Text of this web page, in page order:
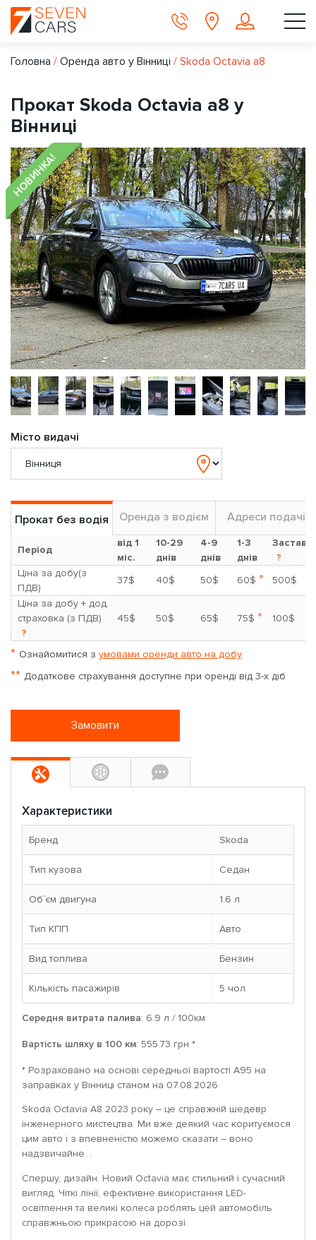
Головна / Оренда авто у Вінниці / Skoda Octavia a8
Прокат Skoda Octavia a8 у
Вінниці
НОВИНКА!
Місто видачі
Прокат без водія Оренда з водієм Адреси подачі
Період
від 1
міс.
10-29
днів
4-9
днів
1-3
днів
Застава
?
Ціна за добу(з
ПДВ)
37$ 40$ 50$ 60$ *
500$
Ціна за добу + дод.
страховка (з ПДВ)
?
45$ 50$ 65$ 75$ * 100$
* Ознайомитися з умовами оренди авто на добу
** Додаткове страхування доступне при оренді від 3-х діб
Замовити
Характеристики
Бренд Skoda
Тип кузова Седан
Об`єм двигуна 1.6 л
Тип КПП Авто
Вид топлива Бензин
Кількість пасажирів 5 чoл
Середня витрата палива: 6.9 л / 100км
Вартість шляху в 100 км: 555.73 грн *
* Розраховано на основі середньої вартості A95 на
заправках у Вінниці станом на 07.08.2026
Skoda Octavia A8 2023 року – це справжній шедевр
інженерного мистецтва. Ми вже деякий час коритуємося
цим авто і з впевненістю можемо сказати – воно
надзвичайне. .
Спершу, дизайн. Новий Octavia має стильний і сучасний
вигляд. Чіткі лінії, ефективне використання LED-
освітлення та великі колеса роблять цей автомобіль
справжньою прикрасою на дорозі.